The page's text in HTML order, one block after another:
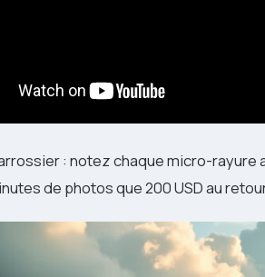
: notez chaque micro-
de photos que 200 USD au